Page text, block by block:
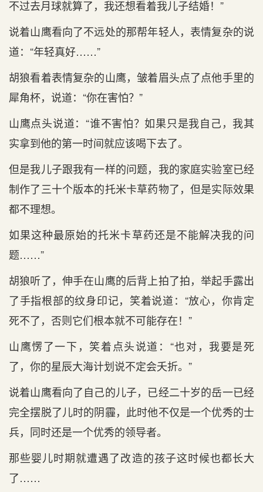
不过去月球就算了，我还想看着我儿子结婚！”
说着山鹰看向了不远处的那帮年轻人，表情复杂的说
道：“年轻真好……”
胡狼看着表情复杂的山鹰，皱着眉头点了点他手里的
犀角杯，说道：“你在害怕？”
山鹰点头说道：“谁不害怕？如果只是我自己，我其
实拿到他的第一时间就应该喝下去了。
但是我儿子跟我有一样的问题，我的家庭实验室已经
制作了三十个版本的托米卡草药物了，但是实际效果
都不理想。
如果这种最原始的托米卡草药还是不能解决我的问
题……”
胡狼听了，伸手在山鹰的后背上拍了拍，举起手露出
了手指根部的纹身印记，笑着说道：“放心，你肯定
死不了，否则它们根本就不可能存在！”
山鹰愣了一下，笑着点头说道：“也对，我要是死
了，你的星辰大海计划说不定会夭折。”
说着山鹰看向了自己的儿子，已经二十岁的岳一已经
完全摆脱了儿时的阴霾，此时他不仅是一个优秀的士
兵，同时还是一个优秀的领导者。
那些婴儿时期就遭遇了改造的孩子这时候也都长大
了……